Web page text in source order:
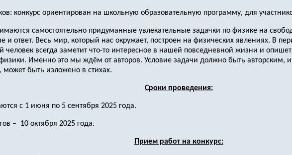
конкурс ориентирован на школьную образовательную программу, для
самостоятельно придуманные увлекательные задачки по физике на
и ответ. Весь мир, который нас окружает, построен на физических явлениях. В
человек всегда заметит что-то интересное в нашей повседневной жизни и
Именно это мы ждём от авторов. Условие задачи должно быть авторским,
может быть изложено в стихах.
Сроки проведения:
с 1 июня по 5 сентября 2025 года.
– 10 октября 2025 года.
Прием работ на конкурс: